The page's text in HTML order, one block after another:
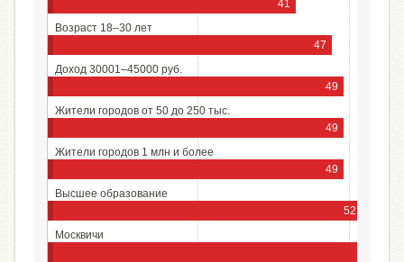
41
Возраст 18–30 лет
47
Доход 30001–45000 руб.
49
Жители городов от 50 до 250 тыс.
49
Жители городов 1 млн и более
49
Высшее образование
52
Москвичи